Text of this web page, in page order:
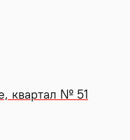
квартал № 51